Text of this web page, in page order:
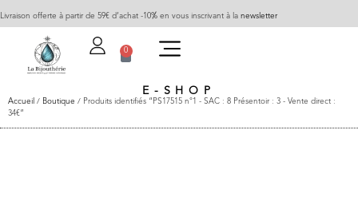
Livraison offerte à partir de 59€ d’achat -10% en vous inscrivant à la newsletter
0
E-SHOP
Accueil / Boutique / Produits identifiés “PS17515 n°1 - SAC : 8 Présentoir : 3 - Vente direct :
34€”